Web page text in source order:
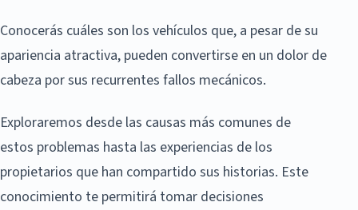
Conocerás cuáles son los vehículos que, a pesar de su
apariencia atractiva, pueden convertirse en un dolor de
cabeza por sus recurrentes fallos mecánicos.
Exploraremos desde las causas más comunes de
estos problemas hasta las experiencias de los
propietarios que han compartido sus historias. Este
conocimiento te permitirá tomar decisiones